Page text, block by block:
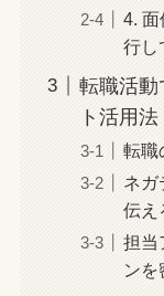
4.
行し
転職活動
ト活用法
転職
ネガ
伝え
担当
ンを